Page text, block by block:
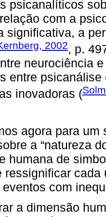
psicanalíticos
com a
significativa, a
2002, p.
neurociência
entre
inovadoras (
agora para um
a “natureza
humana de
ressignificar
com
a dimensão